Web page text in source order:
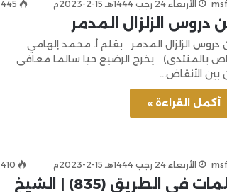
msf الأربعاء 24 رجب 1444هـ 15-2-2023م 445
دروس الزلزال المدمر
دروس الزلزال المدمر بقلم أ. محمد إلهامي
بالمنتدى) يخرج الرضيع حيا سالما معافى
بين الأنقاض…
أكمل القراءة »
msf الأربعاء 24 رجب 1444هـ 15-2-2023م 410
كلمات في الطريق (835) | الشيخ